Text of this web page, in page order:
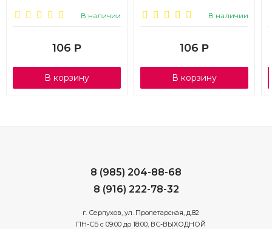
В наличии
106 Р
В корзину
В наличии
106 Р
В корзину
8 (985) 204-88-68
8 (916) 222-78-32
г. Серпухов, ул. Пролетарская, д.82
ПН-СБ с 09:00 до 18:00, ВС-ВЫХОДНОЙ